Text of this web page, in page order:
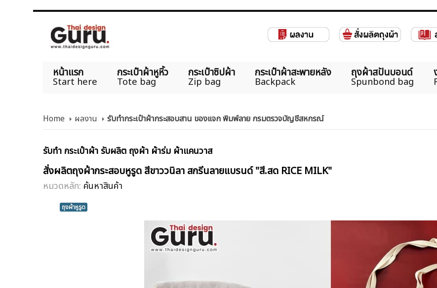
หน้าแรก
Start here
กระเป๋าผ้าหูหิ้ว
Tote bag
กระเป๋าซิปผ้า
Zip bag
กระเป๋าผ้าสะพายหลัง
Backpack
ถุงผ้าสปันบอนด์
Spunbond bag
Home ผลงาน รับทำกระเป๋าผ้ากระสอบสาน ของแจก พิมพ์ลาย กรมตรวจบัญชีสหกรณ์
รับทำ กระเป๋าผ้า รับผลิต ถุงผ้า ผ้าร่ม ผ้าแคนวาส
สั่งผลิตถุงผ้ากระสอบหูรูด สีขาววนิลา สกรีนลายแบรนด์ "สี.สด RICE MILK"
หมวดหลัก: ค้นหาสินค้า
ถุงผ้าหูรูด